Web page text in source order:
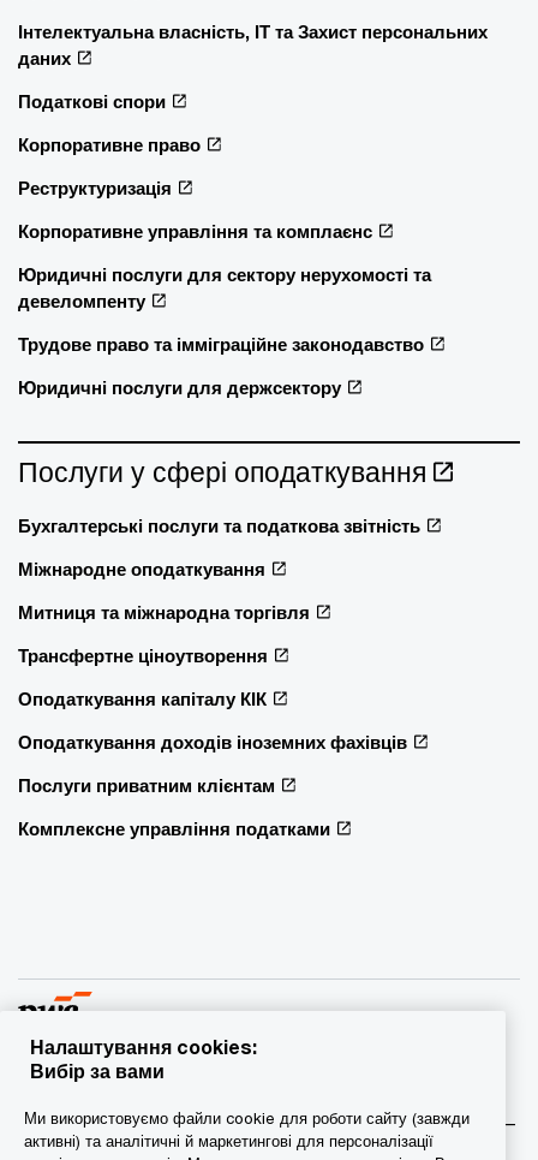
Інтелектуальна власність, ІТ та Захист персональних
даних
Податкові спори
Корпоративне право
Реструктуризація
Корпоративне управління та комплаєнс
Юридичні послуги для сектору нерухомості та
девеломпенту
Трудове право та імміграційне законодавство
Юридичні послуги для держсектору
Послуги у сфері оподаткування
Бухгалтерські послуги та податкова звітність
Міжнародне оподаткування
Митниця та міжнародна торгівля
Трансфертне ціноутворення
Оподаткування капіталу КІК
Оподаткування доходів іноземних фахівців
Послуги приватним клієнтам
Комплексне управління податками
учасник/фірми-учасниці мережі PwC, а в деяких випадках –
міжнародна мережа PwC. Кожна фірма мережі є
Налаштування cookies:
Вибір за вами
Ми використовуємо файли cookie для роботи сайту (завжди
активні) та аналітичні й маркетингові для персоналізації